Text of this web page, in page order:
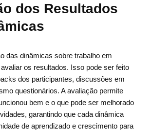
dos Resultados
das dinâmicas sobre trabalho em
os resultados. Isso pode ser feito
dos participantes, discussões em
questionários. A avaliação permite
bem e o que pode ser melhorado
garantindo que cada dinâmica
de aprendizado e crescimento para